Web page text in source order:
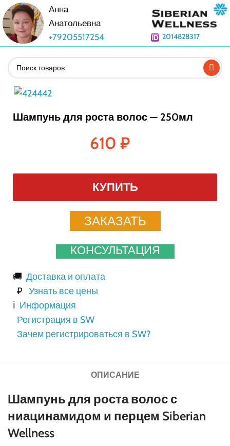
Анна
Анатольевна
+79205517254
2014828317
Шампунь для роста волос — 250мл
610 ₽
КУПИТЬ
ЗАКАЗАТЬ
КОНСУЛЬТАЦИЯ
🚚 Доставка и оплата
₽ Узнать все цены
ℹ️ Информация
Регистрация в SW
Зачем регистрироваться в SW?
ОПИСАНИЕ
Шампунь для роста волос с
ниацинамидом и перцем Siberian
Wellness